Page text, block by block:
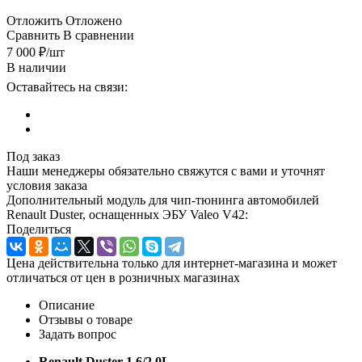
Отложить Отложено
Сравнить В сравнении
7 000 ₽/шт
В наличии
Оставайтесь на связи:
Под заказ
Наши менеджеры обязательно свяжутся с вами и уточнят
условия заказа
Дополнительный модуль для чип-тюнинга автомобилей
Renault Duster, оснащенных ЭБУ Valeo V42:
Поделиться
Цена действительна только для интернет-магазина и может
отличаться от цен в розничных магазинах
Описание
Отзывы о товаре
Задать вопрос